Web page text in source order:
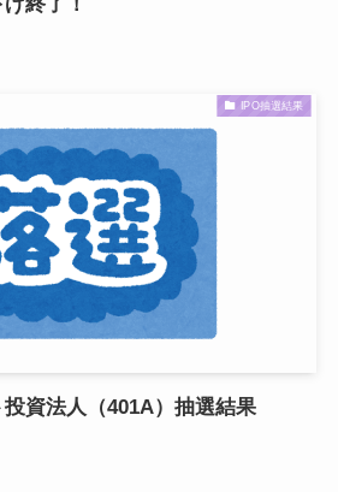
IPO抽選結果
資法人（401A）抽選結果